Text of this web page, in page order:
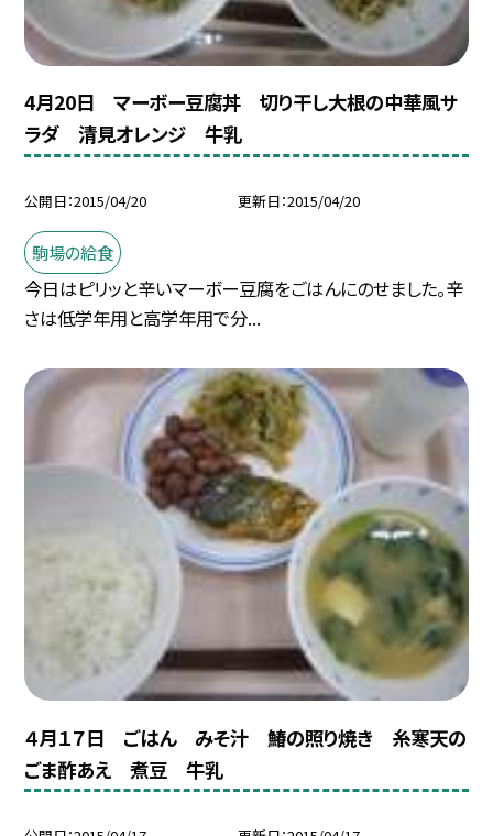
4月20日 マーボー豆腐丼 切り干し大根の中華風サ
ラダ 清見オレンジ 牛乳
公開日 2015/04/20 更新日 2015/04/20
駒場の給食
今日はピリッと辛いマーボー豆腐をごはんにのせました。辛
さは低学年用と高学年用で分...
４月１７日 ごはん みそ汁 鰆の照り焼き 糸寒天の
ごま酢あえ 煮豆 牛乳